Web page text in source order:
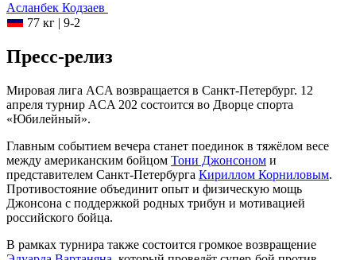
Асланбек Кодзаев
77 кг | 9-2
Пресс-релиз
Мировая лига ACA возвращается в Санкт-Петербург. 12
апреля турнир ACA 202 состоится во Дворце спорта
«Юбилейный».
Главным событием вечера станет поединок в тяжёлом весе
между американским бойцом Тони Джонсоном и
представителем Санкт-Петербурга Кириллом Корниловым.
Противостояние объединит опыт и физическую мощь
Джонсона с поддержкой родных трибун и мотивацией
российского бойца.
В рамках турнира также состоится громкое возвращение